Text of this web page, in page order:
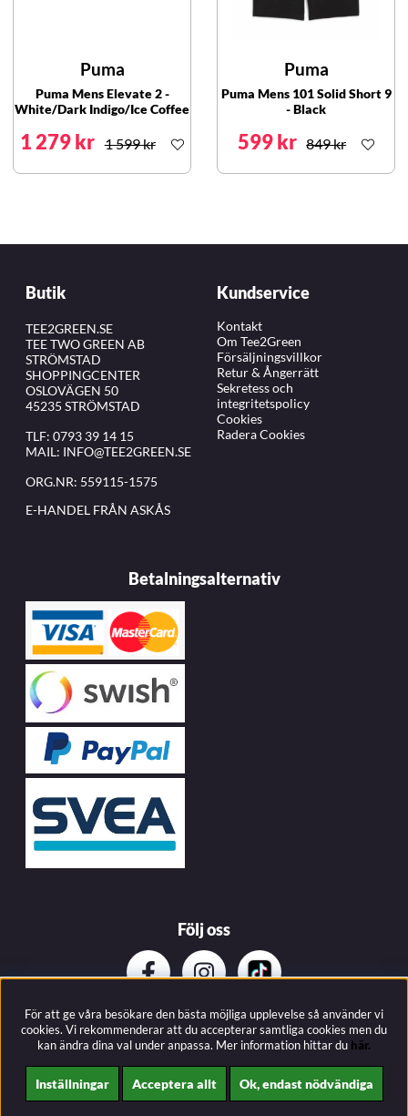
Puma
Puma Mens Elevate 2 -
White/Dark Indigo/Ice Coffee
1 279 kr 1 599 kr
Puma
Puma Mens 101 Solid Short 9
- Black
599 kr 849 kr
Butik
TEE2GREEN.SE
TEE TWO GREEN AB
STRÖMSTAD
SHOPPINGCENTER
OSLOVÄGEN 50
45235 STRÖMSTAD
TLF: 0793 39 14 15
MAIL: INFO@TEE2GREEN.SE
ORG.NR: 559115-1575
E-HANDEL FRÅN ASKÅS
Kundservice
Kontakt
Om Tee2Green
Försäljningsvillkor
Retur & Ångerrätt
Sekretess och
integritetspolicy
Cookies
Radera Cookies
Betalningsalternativ
Följ oss
Prenumerera på vårat nyhetsbrev
För att ge våra besökare den bästa möjliga upplevelse så använder vi
cookies. Vi rekommenderar att du accepterar samtliga cookies men du
kan ändra dina val under anpassa. Mer information hittar du här.
Inställningar Acceptera allt Ok, endast nödvändiga